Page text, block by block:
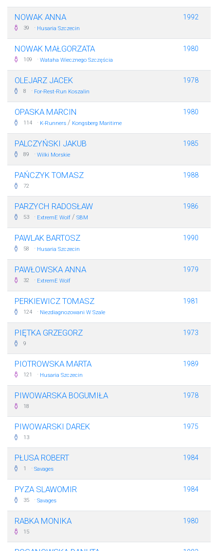
NOWAK ANNA
39 · Husaria Szczecin
1992
NOWAK MAŁGORZATA
109 · Wataha Wiecznego Szczęścia
1980
OLEJARZ JACEK
8 · For-Rest-Run Koszalin
1978
OPASKA MARCIN
114 · K-Runners / Kongsberg Maritime
1980
PALCZYŃSKI JAKUB
89 · Wilki Morskie
1985
PAŃCZYK TOMASZ
72
1988
PARZYCH RADOSŁAW
53 · ExtremE Wolf / SBM
1986
PAWLAK BARTOSZ
58 · Husaria Szczecin
1990
PAWŁOWSKA ANNA
32 · ExtremE Wolf
1979
PERKIEWICZ TOMASZ
124 · Niezdiagnozowani W Szale
1981
PIĘTKA GRZEGORZ
9
1973
PIOTROWSKA MARTA
121 · Husaria Szczecin
1989
PIWOWARSKA BOGUMIŁA
18
1978
PIWOWARSKI DAREK
13
1975
PŁUSA ROBERT
1 · Savages
1984
PYZA SLAWOMIR
35 · Savages
1984
RABKA MONIKA
15
1980